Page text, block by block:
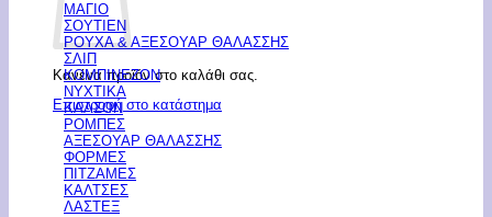
Κανένα προϊόν στο καλάθι σας.
Επιστροφή στο κατάστημα
ΜΑΓΙΟ
ΣΟΥΤΙΕΝ
ΡΟΥΧΑ & ΑΞΕΣΟΥΑΡ ΘΑΛΑΣΣΗΣ
ΣΛΙΠ
ΚΟΜΠΙΝΕΖΟΝ
ΝΥΧΤΙΚΑ
ΚΑΛΣΟΝ
ΡΟΜΠΕΣ
ΑΞΕΣΟΥΑΡ ΘΑΛΑΣΣΗΣ
ΦΟΡΜΕΣ
ΠΙΤΖΑΜΕΣ
ΚΑΛΤΣΕΣ
ΛΑΣΤΕΞ